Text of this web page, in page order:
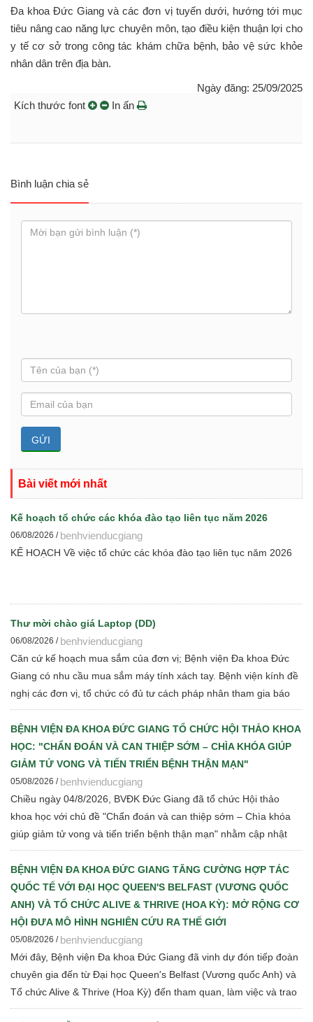
Đa khoa Đức Giang và các đơn vị tuyến dưới, hướng tới mục
tiêu nâng cao năng lực chuyên môn, tạo điều kiện thuận lợi cho
y tế cơ sở trong công tác khám chữa bệnh, bảo vệ sức khỏe
nhân dân trên địa bàn.
Ngày đăng: 25/09/2025
Kích thước font
In ấn
Bình luận chia sẻ
Bài viết mới nhất
Kế hoạch tổ chức các khóa đào tạo liên tục năm 2026
06/08/2026 / benhvienducgiang
KẾ HOẠCH Về việc tổ chức các khóa đào tạo liên tục năm 2026
Thư mời chào giá Laptop (DD)
06/08/2026 / benhvienducgiang
Căn cứ kế hoạch mua sắm của đơn vị; Bệnh viện Đa khoa Đức
Giang có nhu cầu mua sắm máy tính xách tay. Bệnh viện kính đề
nghị các đơn vị, tổ chức có đủ tư cách pháp nhân tham gia báo
giá cạnh tranh để Bệnh viện thực hiện các bước đấu thầu theo
quy định hiện hành
BỆNH VIỆN ĐA KHOA ĐỨC GIANG TỔ CHỨC HỘI THẢO KHOA
HỌC: "CHẨN ĐOÁN VÀ CAN THIỆP SỚM – CHÌA KHÓA GIÚP
GIẢM TỬ VONG VÀ TIẾN TRIỂN BỆNH THẬN MẠN"
05/08/2026 / benhvienducgiang
Chiều ngày 04/8/2026, BVĐK Đức Giang đã tổ chức Hội thảo
khoa học với chủ đề "Chẩn đoán và can thiệp sớm – Chìa khóa
giúp giảm tử vong và tiến triển bệnh thận mạn" nhằm cập nhật
những tiến bộ mới trong chẩn đoán, điều trị và quản lý bệnh thận
mạn cho đội ngũ cán bộ y tế.
BỆNH VIỆN ĐA KHOA ĐỨC GIANG TĂNG CƯỜNG HỢP TÁC
QUỐC TẾ VỚI ĐẠI HỌC QUEEN'S BELFAST (VƯƠNG QUỐC
ANH) VÀ TỔ CHỨC ALIVE & THRIVE (HOA KỲ): MỞ RỘNG CƠ
HỘI ĐƯA MÔ HÌNH NGHIÊN CỨU RA THẾ GIỚI
05/08/2026 / benhvienducgiang
Mới đây, Bệnh viện Đa khoa Đức Giang đã vinh dự đón tiếp đoàn
chuyên gia đến từ Đại học Queen's Belfast (Vương quốc Anh) và
Tổ chức Alive & Thrive (Hoa Kỳ) đến tham quan, làm việc và trao
đổi chuyên môn về dinh dưỡng bà mẹ - trẻ em, phát triển Ngân